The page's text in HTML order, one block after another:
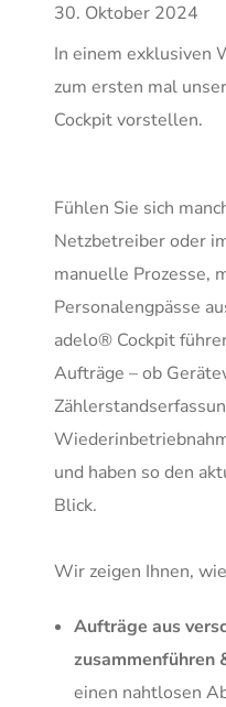
30. Oktober 2024
In einem exklusiven
zum ersten mal
Cockpit vorstellen.
Fühlen Sie sich
Netzbetreiber oder
manuelle Prozesse,
Personalengpässe
adelo® Cockpit
Aufträge – ob
und haben so den
Blick.
Wir zeigen Ihnen,
Aufträge aus
zusammenführen
einen nahtlosen